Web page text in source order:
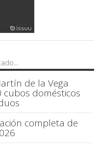
de la Vega
cubos domésticos
completa de